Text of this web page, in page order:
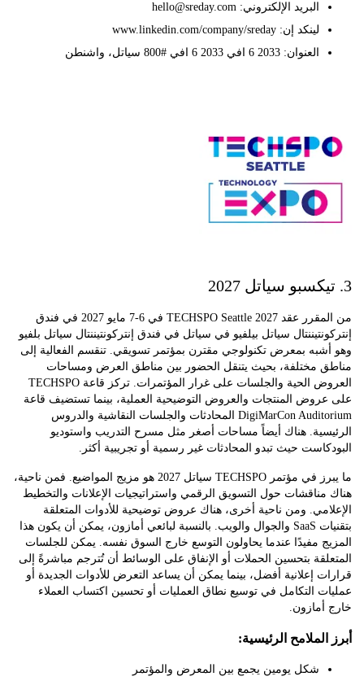
البريد الإلكتروني: hello@sreday.com
لينكد إن: www.linkedin.com/company/sreday
العنوان: 2033 6 افي 2033 6 افي #800 سياتل، واشنطن
من المقرر عقد TECHSPO Seattle 2027 في 6-7 مايو 2027 في فندق
سياتل بيلفيو في سياتل في فندق إنتركونتيننتال سياتل بلفيو
بمعرض تكنولوجي مقترن بمؤتمر تسويقي. تنقسم الفعالية إلى
مختلفة، بحيث يتنقل الحضور بين مناطق العرض ومساحات
العروض الحية والجلسات على غرار المؤتمرات. تركز قاعة TECHSPO
المنتجات والعروض التوضيحية العملية، بينما تستضيف قاعة
DigiMarCon Auditorium المحادثات والجلسات النقاشية والدروس
هناك أيضاً مساحات أصغر مثل مسرح التدريب واستوديو
حيث تبدو المحادثات غير رسمية أو تجريبية أكثر.
ما يبرز في مؤتمر TECHSPO سياتل 2027 هو مزيج المواضيع. فمن ناحية،
حول التسويق الرقمي واستراتيجيات الإعلانات والتخطيط
ومن ناحية أخرى، هناك عروض توضيحية للأدوات المتعلقة
بتقنيات SaaS والجوال والويب. بالنسبة لبائعي أمازون، يمكن أن يكون هذا
مفيدًا عندما يحاولون التوسع خارج السوق نفسه. يمكن للجلسات
بتحسين الحملات أو الإنفاق على الوسائط أن تُترجم مباشرةً إلى
إعلانية أفضل، بينما يمكن أن يساعد التعرض للأدوات الجديدة أو
التكامل في توسيع نطاق العمليات أو تحسين اكتساب العملاء
الرئيسية:
شكل يومين يجمع بين المعرض والمؤتمر